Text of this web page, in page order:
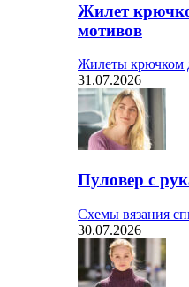
Жилет
мотивов
Жилеты крючком
31.07.2026
Пуловер с
Схемы вязания
30.07.2026